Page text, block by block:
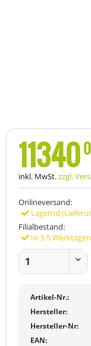
11340
inkl. MwSt.zzgl.
Onlineversand:
Lagernd
Filialbestand:
In 3-5
Artikel-Nr.:
Hersteller:
Hersteller-Nr:
EAN: